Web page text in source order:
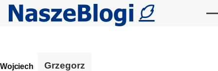
Przejdź do treści
Wojciech
Grzegorz